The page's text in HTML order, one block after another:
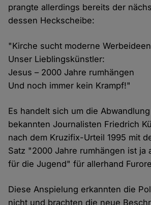
prangte allerdings bereits der
dessen Heckscheibe:
"Kirche sucht moderne
Unser Lieblingskünstler:
Jesus – 2000 Jahre rumhängen
Und noch immer kein Krampf!"
Es handelt sich um die
bekannten Journalisten Friedrich
nach dem Kruzifix-Urteil 1995 mit
Satz "2000 Jahre rumhängen ist ja
für die Jugend" für allerhand
Diese Anspielung erkannten die
nicht und brachten die neue